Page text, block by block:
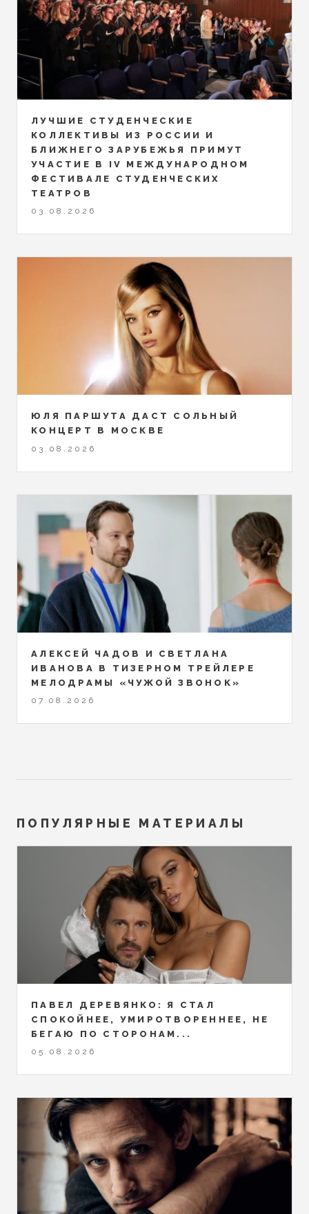
ЛУЧШИЕ СТУДЕНЧЕСКИЕ
КОЛЛЕКТИВЫ ИЗ РОССИИ И
БЛИЖНЕГО ЗАРУБЕЖЬЯ ПРИМУТ
УЧАСТИЕ В IV МЕЖДУНАРОДНОМ
ФЕСТИВАЛЕ СТУДЕНЧЕСКИХ
ТЕАТРОВ
03.08.2026
ЮЛЯ ПАРШУТА ДАСТ СОЛЬНЫЙ
КОНЦЕРТ В МОСКВЕ
03.08.2026
АЛЕКСЕЙ ЧАДОВ И СВЕТЛАНА
ИВАНОВА В ТИЗЕРНОМ ТРЕЙЛЕРЕ
МЕЛОДРАМЫ «ЧУЖОЙ ЗВОНОК»
07.08.2026
ПОПУЛЯРНЫЕ МАТЕРИАЛЫ
ПАВЕЛ ДЕРЕВЯНКО: Я СТАЛ
СПОКОЙНЕЕ, УМИРОТВОРЕННЕЕ, НЕ
БЕГАЮ ПО СТОРОНАМ...
05.08.2026